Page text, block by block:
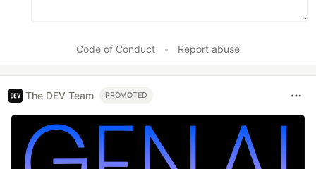
Code of Conduct • Report abuse
The DEV Team PROMOTED